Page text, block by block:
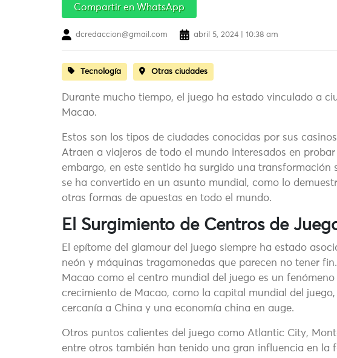
Compartir en WhatsApp
dcredaccion@gmail.com abril 5, 2024 | 10:38 am
Tecnología Otras ciudades
Durante mucho tiempo, el juego ha estado vinculado a
Macao.
Estos son los tipos de ciudades conocidas por sus
Atraen a viajeros de todo el mundo interesados en
embargo, en este sentido ha surgido una transformación
se ha convertido en un asunto mundial, como lo
otras formas de apuestas en todo el mundo.
El Surgimiento de Centros de
El epítome del glamour del juego siempre ha estado
neón y máquinas tragamonedas que parecen no tener
Macao como el centro mundial del juego es un
crecimiento de Macao, como la capital mundial del
cercanía a China y una economía china en auge.
Otros puntos calientes del juego como Atlantic City,
entre otros también han tenido una gran influencia en la